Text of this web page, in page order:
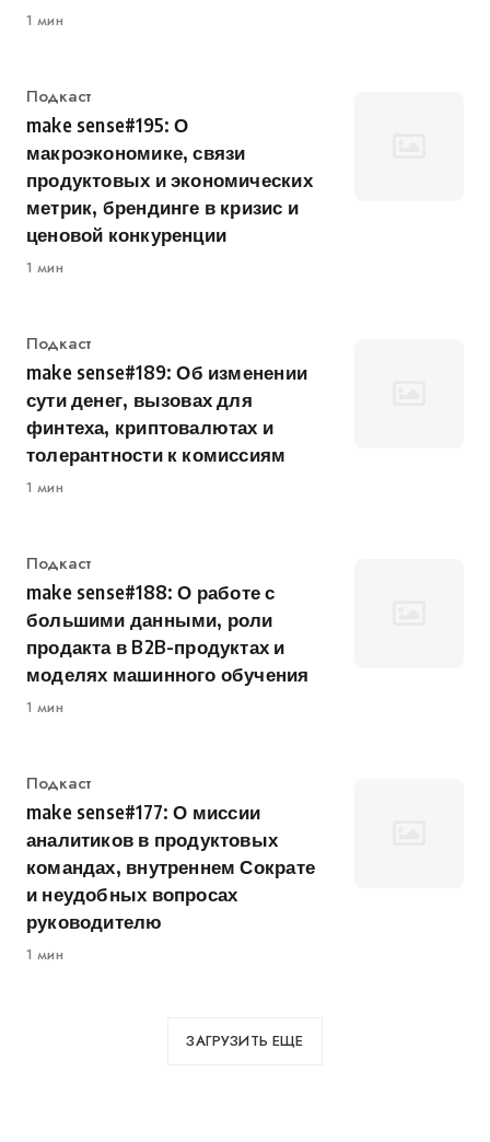
1 мин
Категория
Подкаст
make sense#195: О
макроэкономике, связи
продуктовых и экономических
метрик, брендинге в кризис и
ценовой конкуренции
1 мин
Категория
Подкаст
make sense#189: Об изменении
сути денег, вызовах для
финтеха, криптовалютах и
толерантности к комиссиям
1 мин
Категория
Подкаст
make sense#188: О работе с
большими данными, роли
продакта в B2B-продуктах и
моделях машинного обучения
1 мин
Категория
Подкаст
make sense#177: О миссии
аналитиков в продуктовых
командах, внутреннем Сократе
и неудобных вопросах
руководителю
1 мин
ЗАГРУЗИТЬ ЕЩЕ